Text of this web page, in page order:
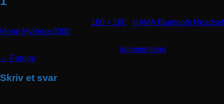
160 × 160
HAMA Bluetooth Headset
Mono MyVoice3000
kommenterer.
← Forrige
Skriv et svar